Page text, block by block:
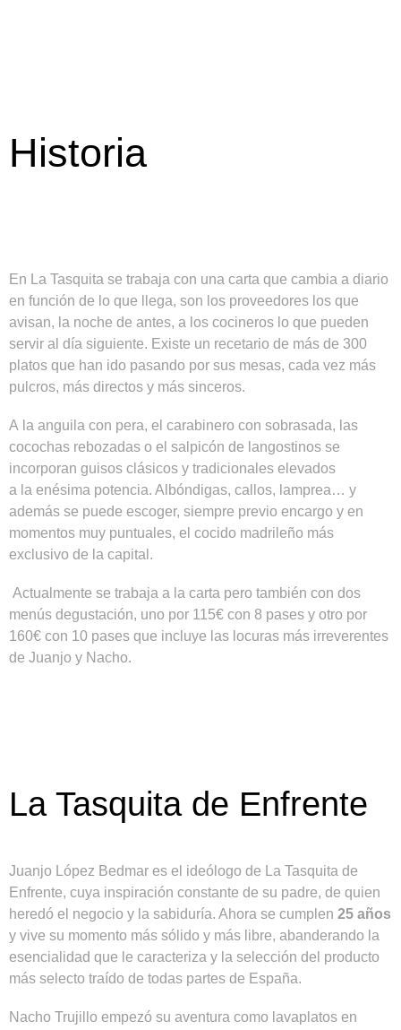
Historia
En La Tasquita se trabaja con una carta que cambia a diario
en función de lo que llega, son los proveedores los que
avisan, la noche de antes, a los cocineros lo que pueden
servir al día siguiente. Existe un recetario de más de 300
platos que han ido pasando por sus mesas, cada vez más
pulcros, más directos y más sinceros.
A la anguila con pera, el carabinero con sobrasada, las
cocochas rebozadas o el salpicón de langostinos se
incorporan guisos clásicos y tradicionales elevados
a la enésima potencia. Albóndigas, callos, lamprea… y
además se puede escoger, siempre previo encargo y en
momentos muy puntuales, el cocido madrileño más
exclusivo de la capital.
Actualmente se trabaja a la carta pero también con dos
menús degustación, uno por 115€ con 8 pases y otro por
160€ con 10 pases que incluye las locuras más irreverentes
de Juanjo y Nacho.
La Tasquita de Enfrente
Juanjo López Bedmar es el ideólogo de La Tasquita de
Enfrente, cuya inspiración constante de su padre, de quien
heredó el negocio y la sabiduría. Ahora se cumplen 25 años
y vive su momento más sólido y más libre, abanderando la
esencialidad que le caracteriza y la selección del producto
más selecto traído de todas partes de España.
Nacho Trujillo empezó su aventura como lavaplatos en